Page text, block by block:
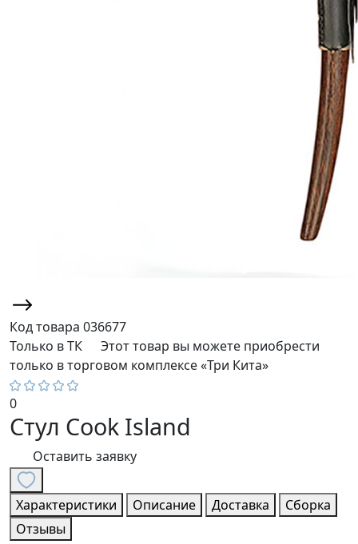
Код товара 036677
Только в ТК
Этот товар вы можете приобрести
только в торговом комплексе «Три Кита»
0
Стул Cook Island
Оставить заявку
Характеристики Описание Доставка
Сборка
Отзывы